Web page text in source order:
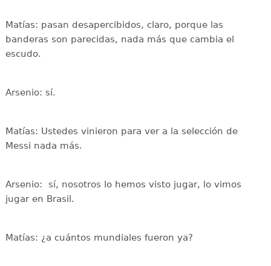
Matías: pasan desapercibidos, claro, porque las
banderas son parecidas, nada más que cambia el
escudo.
Arsenio: sí.
Matías: Ustedes vinieron para ver a la selección de
Messi nada más.
Arsenio: sí, nosotros lo hemos visto jugar, lo vimos
jugar en Brasil.
Matías: ¿a cuántos mundiales fueron ya?